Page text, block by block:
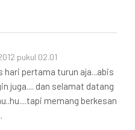
pukul 02.01
hari pertama turun aja...abis
juga.... dan selamat datang
memang berkesan